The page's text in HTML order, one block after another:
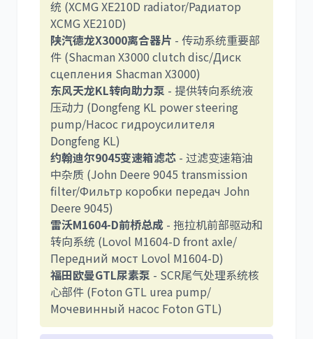
利勃海尔 凯斯
山猫 上柴
潍柴 川崎
统 (XCMG XE210D radiator/Радиатор
XCMG XE210D)
陕汽德龙X3000离合器片 - 传动系统重要部
件 (Shacman X3000 clutch disc/Диск
сцепления Shacman X3000)
东风天龙KL转向助力泵 - 提供转向系统液
压动力 (Dongfeng KL power steering
pump/Насос гидроусилителя
Dongfeng KL)
约翰迪尔9045变速箱滤芯 - 过滤变速箱油
中杂质 (John Deere 9045 transmission
filter/Фильтр коробки передач John
Deere 9045)
雷沃M1604-D前桥总成 - 拖拉机前部驱动和
转向系统 (Lovol M1604-D front axle/
Передний мост Lovol M1604-D)
福田欧曼GTL尿素泵 - SCR尾气处理系统核
心部件 (Foton GTL urea pump/
Мочевинный насос Foton GTL)